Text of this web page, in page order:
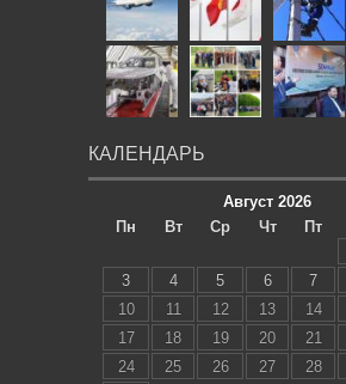
КАЛЕНДАРЬ
Август 2026
Пн
Вт Ср Чт Пт
3
4 5 6 7
10
11 12 13 14
17
18 19 20 21
24
25 26 27 28